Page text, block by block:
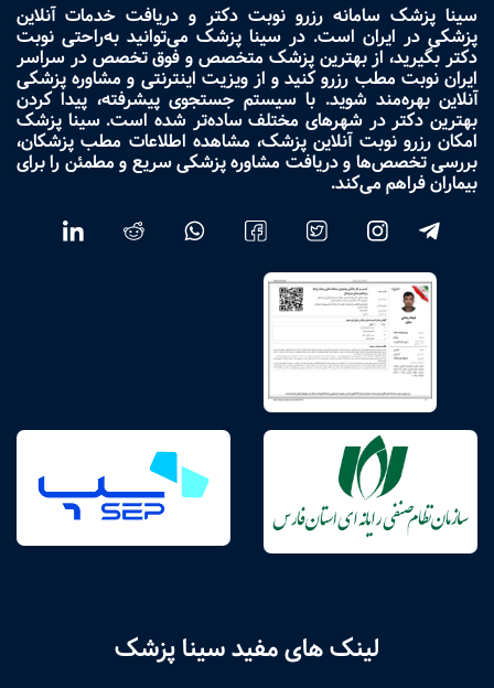
سینا پزشک سامانه رزرو نوبت دکتر و دریافت خدمات آنلاین
پزشکی در ایران است. در سینا پزشک می‌توانید به‌راحتی نوبت
دکتر بگیرید، از بهترین پزشک متخصص و فوق تخصص در سراسر
ایران نوبت مطب رزرو کنید و از ویزیت اینترنتی و مشاوره پزشکی
آنلاین بهره‌مند شوید. با سیستم جستجوی پیشرفته، پیدا کردن
بهترین دکتر در شهرهای مختلف ساده‌تر شده است. سینا پزشک
امکان رزرو نوبت آنلاین پزشک، مشاهده اطلاعات مطب پزشکان،
بررسی تخصص‌ها و دریافت مشاوره پزشکی سریع و مطمئن را برای
بیماران فراهم می‌کند.
لینک های مفید سینا پزشک